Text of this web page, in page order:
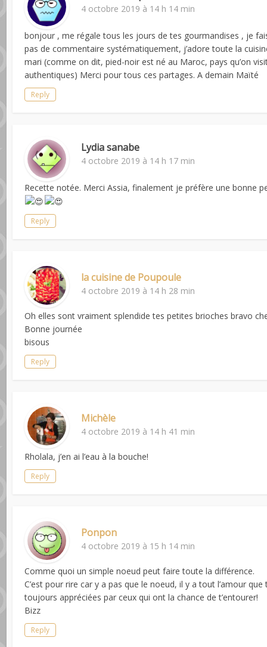
4 octobre 2019 à 14 h 14 min
bonjour , me régale tous les jours de tes gourmandises , je
pas de commentaire systématiquement, j’adore toute la
mari (comme on dit, pied-noir est né au Maroc, pays qu’on
authentiques) Merci pour tous ces partages. A demain Maïté
Reply
Lydia sanabe
4 octobre 2019 à 14 h 17 min
Recette notée. Merci Assia, finalement je préfère une bonne
Reply
la cuisine de Poupoule
4 octobre 2019 à 14 h 28 min
Oh elles sont vraiment splendide tes petites brioches bravo
Bonne journée
bisous
Reply
Michèle
4 octobre 2019 à 14 h 41 min
Rholala, j’en ai l’eau à la bouche!
Reply
Ponpon
4 octobre 2019 à 15 h 14 min
Comme quoi un simple noeud peut faire toute la différence.
C’est pour rire car y a pas que le noeud, il y a tout l’amour
toujours appréciées par ceux qui ont la chance de t’entourer!
Bizz
Reply